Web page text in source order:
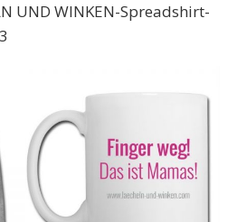
UND WINKEN-Spreadshirt-